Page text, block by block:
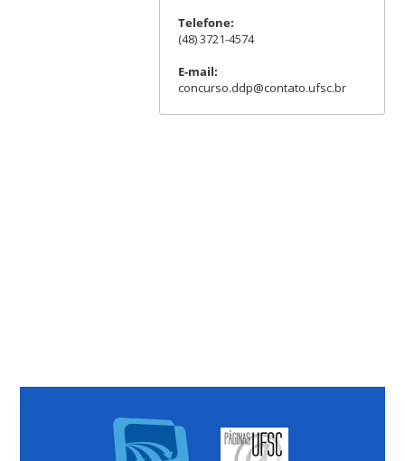
Telefone:
(48) 3721-4574
E-mail:
concurso.ddp@contato.ufsc.br